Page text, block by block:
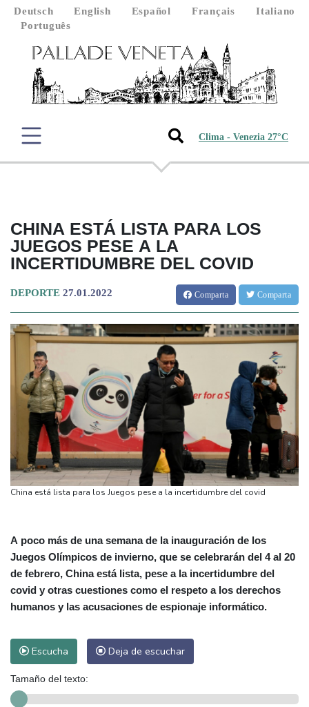
Deutsch English Español Français
Italiano
Português
Clima - Venezia 27°C
CHINA ESTÁ LISTA PARA LOS
JUEGOS PESE A LA
INCERTIDUMBRE DEL COVID
DEPORTE 27.01.2022 Comparta Comparta
China está lista para los Juegos pese a la incertidumbre del covid
A poco más de una semana de la inauguración de los
Juegos Olímpicos de invierno, que se celebrarán del 4 al 20
de febrero, China está lista, pese a la incertidumbre del
covid y otras cuestiones como el respeto a los derechos
humanos y las acusaciones de espionaje informático.
Escucha Deja de escuchar
Tamaño del texto: